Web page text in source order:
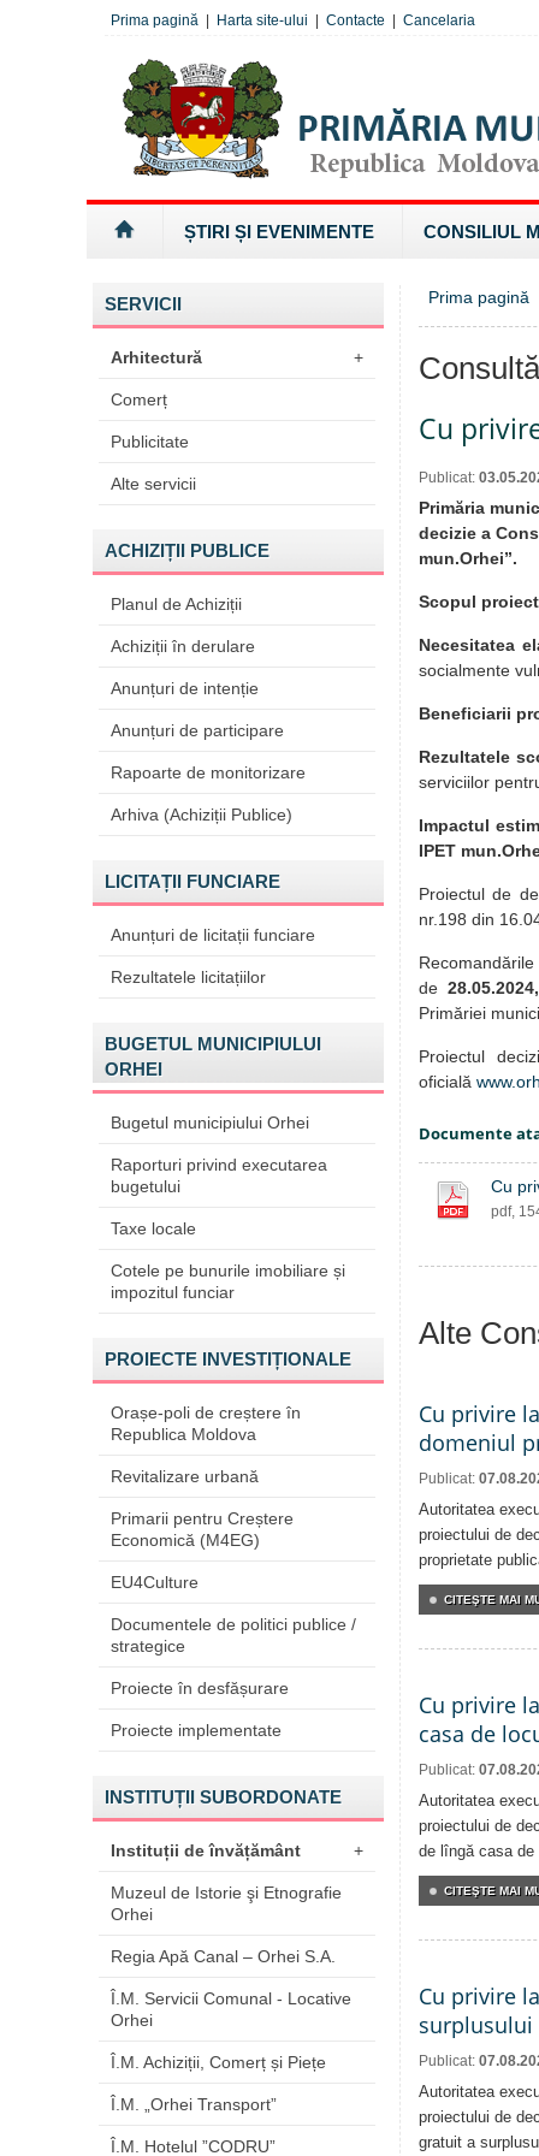
Prima pagină Harta site-ului Contacte Cancelaria
ȘTIRI ȘI EVENIMENTE CONSILIUL
SERVICII
Arhitectură +
Comerț
Publicitate
Alte servicii
ACHIZIȚII PUBLICE
Planul de Achiziții
Achiziții în derulare
Anunțuri de intenție
Anunțuri de participare
Rapoarte de monitorizare
Arhiva (Achiziții Publice)
LICITAȚII FUNCIARE
Anunțuri de licitații funciare
Rezultatele licitațiilor
BUGETUL MUNICIPIULUI
ORHEI
Bugetul municipiului Orhei
Raporturi privind executarea
bugetului
Taxe locale
Cotele pe bunurile imobiliare și
impozitul funciar
PROIECTE INVESTIȚIONALE
Orașe-poli de creștere în
Republica Moldova
Revitalizare urbană
Primarii pentru Creștere
Economică (M4EG)
EU4Culture
Documentele de politici publice /
strategice
Proiecte în desfășurare
Proiecte implementate
INSTITUȚII SUBORDONATE
Instituții de învățământ +
Muzeul de Istorie şi Etnografie
Orhei
Regia Apă Canal – Orhei S.A.
Î.M. Servicii Comunal - Locative
Orhei
Î.M. Achiziții, Comerț și Piețe
Î.M. „Orhei Transport”
Î.M. Hotelul ”CODRU”
Prima pagină
Cu
Publicat:
Primăria
decizie a
mun.Orhei”.
Scopul
Necesitatea
socialmente
Beneficiarii
Rezultatele
serviciilor
Impactul
IPET
Proiectul de
nr.198 din
de 28.05.2024,
Primăriei
Proiectul
oficială
Documente
Cu
pdf,
Alte
Cu privire
domeniul
Publicat:
Autoritatea
proiectului de
proprietate
CITEŞTE MAI
Cu privire
casa de
Publicat:
Autoritatea
proiectului de
de lîngă casa de
CITEŞTE MAI
Cu privire
surplusului
Publicat:
Autoritatea
proiectului de
gratuit a